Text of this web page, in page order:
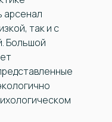
арсенал
так и с
Большой